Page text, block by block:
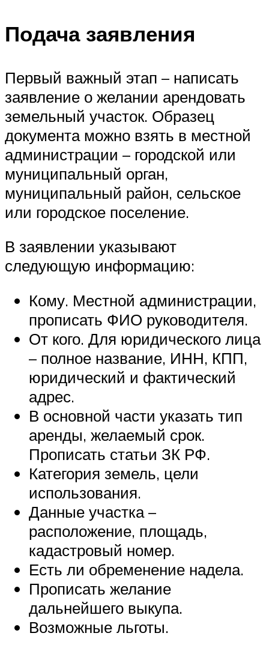
Подача заявления
Первый важный этап – написать
заявление о желании арендовать
земельный участок. Образец
документа можно взять в местной
администрации – городской или
муниципальный орган,
муниципальный район, сельское
или городское поселение.
В заявлении указывают
следующую информацию:
Кому. Местной администрации,
прописать ФИО руководителя.
От кого. Для юридического лица
– полное название, ИНН, КПП,
юридический и фактический
адрес.
В основной части указать тип
аренды, желаемый срок.
Прописать статьи ЗК РФ.
Категория земель, цели
использования.
Данные участка –
расположение, площадь,
кадастровый номер.
Есть ли обременение надела.
Прописать желание
дальнейшего выкупа.
Возможные льготы.